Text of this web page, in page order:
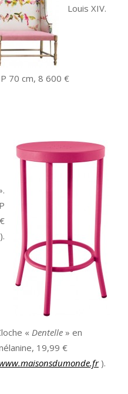
Louis XIV.
70 cm, 8 600 €
« Dentelle » en
19,99 €
).